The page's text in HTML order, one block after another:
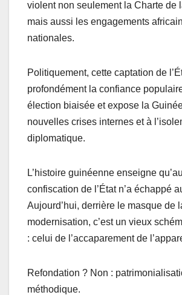
violent non seulement la Charte de
mais aussi les engagements
nationales.
Politiquement, cette captation de
profondément la confiance
élection biaisée et expose la
nouvelles crises internes et à
diplomatique.
L’histoire guinéenne enseigne
confiscation de l’État n’a échappé
Aujourd’hui, derrière le masque de
modernisation, c’est un vieux
: celui de l’accaparement de
Refondation ? Non :
méthodique.